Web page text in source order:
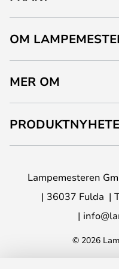
OM
MER OM
Lampemesteren
36037 Fulda
© 2026